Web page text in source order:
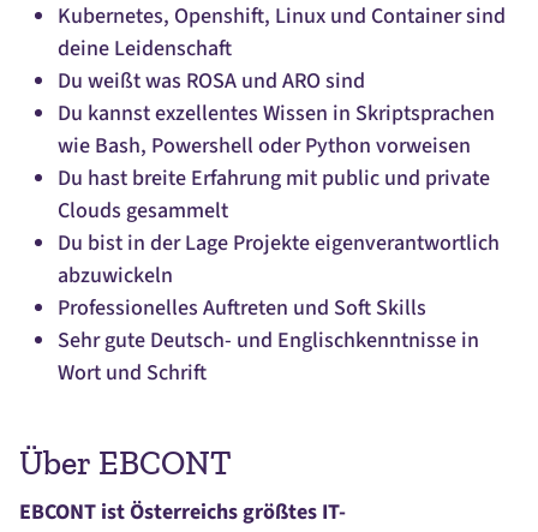
Kubernetes, Openshift, Linux und Container sind
deine Leidenschaft
Du weißt was ROSA und ARO sind
Du kannst exzellentes Wissen in Skriptsprachen
wie Bash, Powershell oder Python vorweisen
Du hast breite Erfahrung mit public und private
Clouds gesammelt
Du bist in der Lage Projekte eigenverantwortlich
abzuwickeln
Professionelles Auftreten und Soft Skills
Sehr gute Deutsch- und Englischkenntnisse in
Wort und Schrift
Über EBCONT
EBCONT ist Österreichs größtes IT-